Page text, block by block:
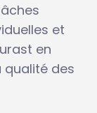
et
en
des